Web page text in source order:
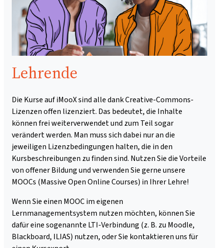
Lehrende
Die Kurse auf iMooX sind alle dank Creative-Commons-
Lizenzen offen lizenziert. Das bedeutet, die Inhalte
können frei weiterverwendet und zum Teil sogar
verändert werden. Man muss sich dabei nur an die
jeweiligen Lizenzbedingungen halten, die in den
Kursbeschreibungen zu finden sind. Nutzen Sie die Vorteile
von offener Bildung und verwenden Sie gerne unsere
MOOCs (Massive Open Online Courses) in Ihrer Lehre!
Wenn Sie einen MOOC im eigenen
Lernmanagementsystem nutzen möchten, können Sie
dafür eine sogenannte LTI-Verbindung (z. B. zu Moodle,
Blackboard, ILIAS) nutzen, oder Sie kontaktieren uns für